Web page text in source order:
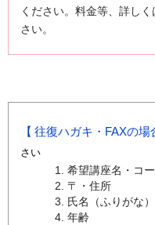
ください。料金等、詳しく
さい。
往復ハガキ・FAXの場
さい
希望講座名・コ
〒・住所
氏名（ふりがな）
年齢